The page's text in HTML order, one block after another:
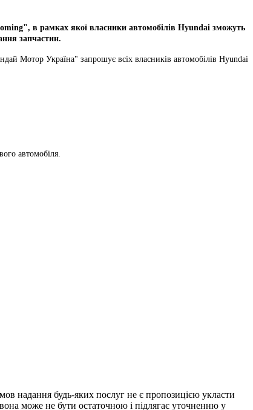
в рамках якої власники автомобілів Hyundai зможуть
запчастин.
Мотор Україна" запрошує всіх власників автомобілів Hyundai
автомобіля.
надання будь-яких послуг не є пропозицією укласти
може не бути остаточною і підлягає уточненню у